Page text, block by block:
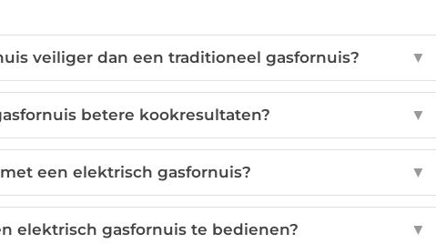
veiliger dan een traditioneel gasfornuis? ▼
betere kookresultaten? ▼
een elektrisch gasfornuis? ▼
elektrisch gasfornuis te bedienen? ▼